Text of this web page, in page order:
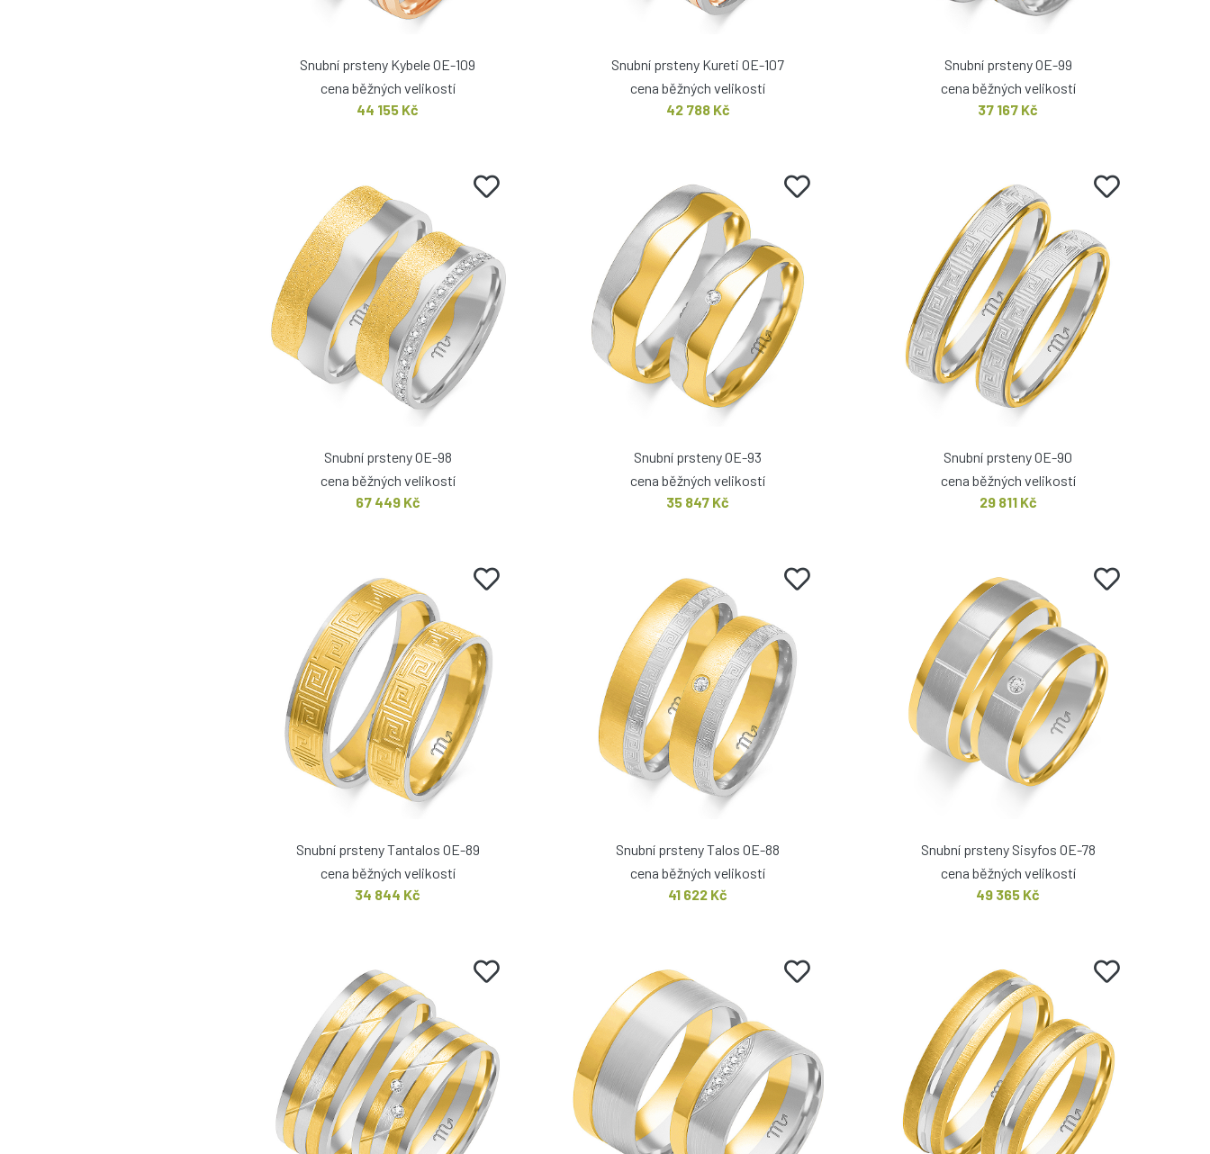
Snubní prsteny Kybele OE-109
cena běžných velikostí
44 155 Kč
Snubní prsteny Kureti OE-107
cena běžných velikostí
42 788 Kč
Snubní prsteny OE-99
cena běžných velikostí
37 167 Kč
Snubní prsteny OE-98
cena běžných velikostí
67 449 Kč
Snubní prsteny OE-93
cena běžných velikostí
35 847 Kč
Snubní prsteny OE-90
cena běžných velikostí
29 811 Kč
Snubní prsteny Tantalos OE-89
cena běžných velikostí
34 844 Kč
Snubní prsteny Talos OE-88
cena běžných velikostí
41 622 Kč
Snubní prsteny Sisyfos OE-78
cena běžných velikostí
49 365 Kč